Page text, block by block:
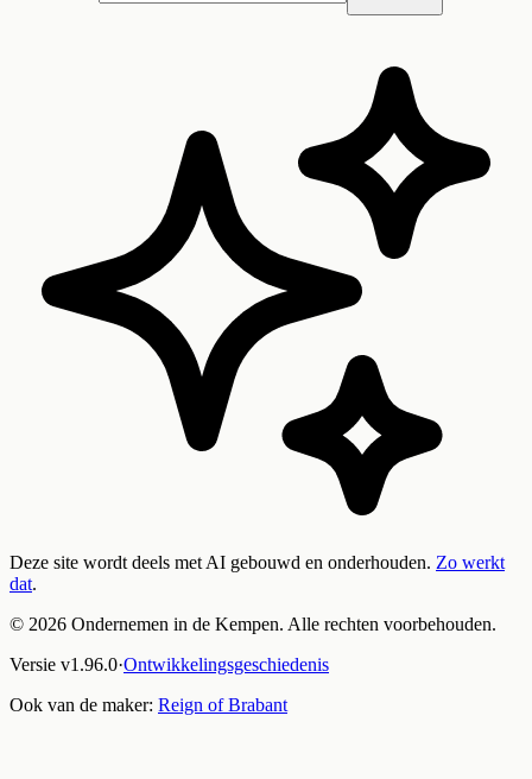
Deze site wordt deels met AI gebouwd en onderhouden. Zo werkt
dat.
© 2026 Ondernemen in de Kempen. Alle rechten voorbehouden.
Versie v1.96.0·Ontwikkelingsgeschiedenis
Ook van de maker: Reign of Brabant